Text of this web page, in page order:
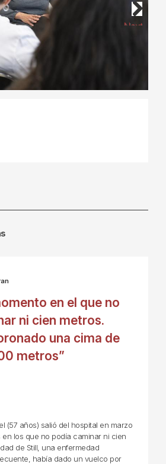
Next
en el que no
ni cien metros.
una cima de
metros”
(57 años) salió del hospital en marzo
en los que no podía caminar ni cien
de Still, una enfermedad
había dado un vuelco por